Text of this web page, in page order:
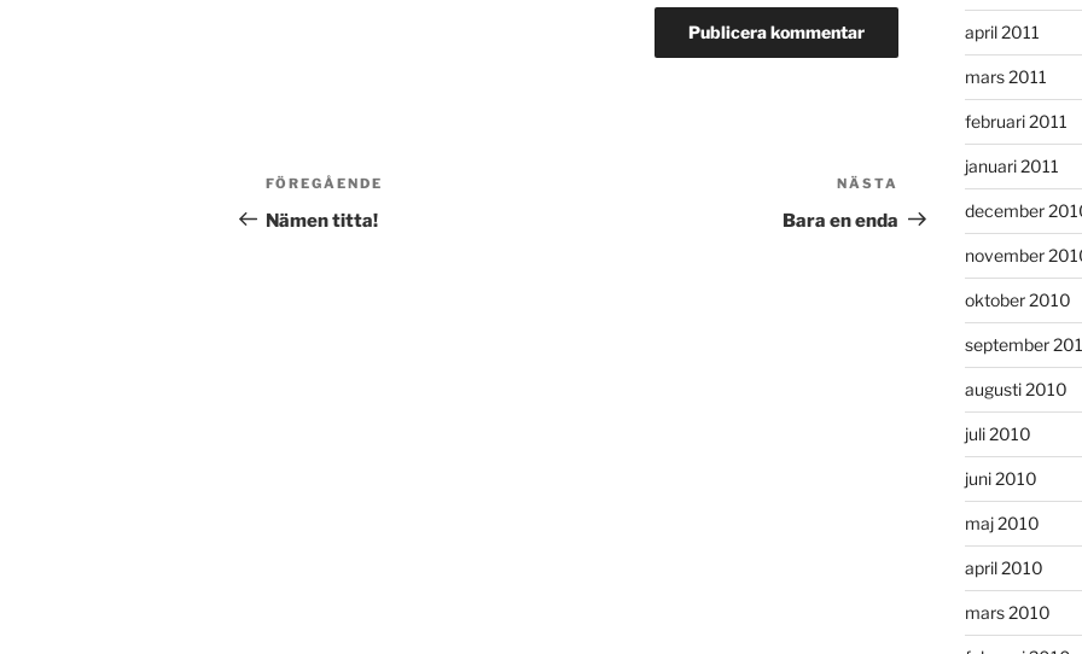
Inläggsnavigering
Föregående
inlägg
FÖREGÅENDE
Nämen titta!
inlägg
NÄSTA
Bara en enda
april 2011
mars 2011
februari 2011
januari 2011
december
november
oktober 2010
september
augusti 2010
juli 2010
juni 2010
maj 2010
april 2010
mars 2010